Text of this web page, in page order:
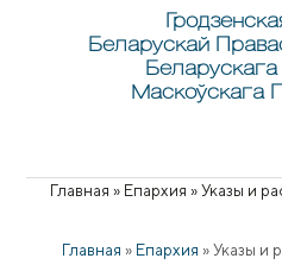
Беларускай
Маскоўскага
Главная » Епархия »Указы и
Главная » Епархия » Указы и